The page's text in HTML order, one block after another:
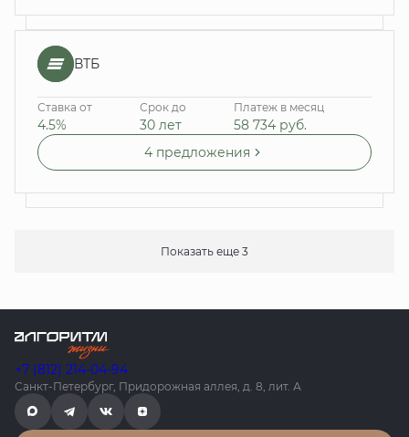
ВТБ
Ставка от
4.5%
Срок до
30 лет
Платеж в месяц
58 734 руб.
4 предложения
Показать еще 3
+7 (812) 214-04-94
Санкт-Петербург, Придорожная аллея, д. 8, лит. А